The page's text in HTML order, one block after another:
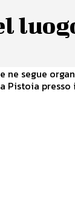
Pistoia presso